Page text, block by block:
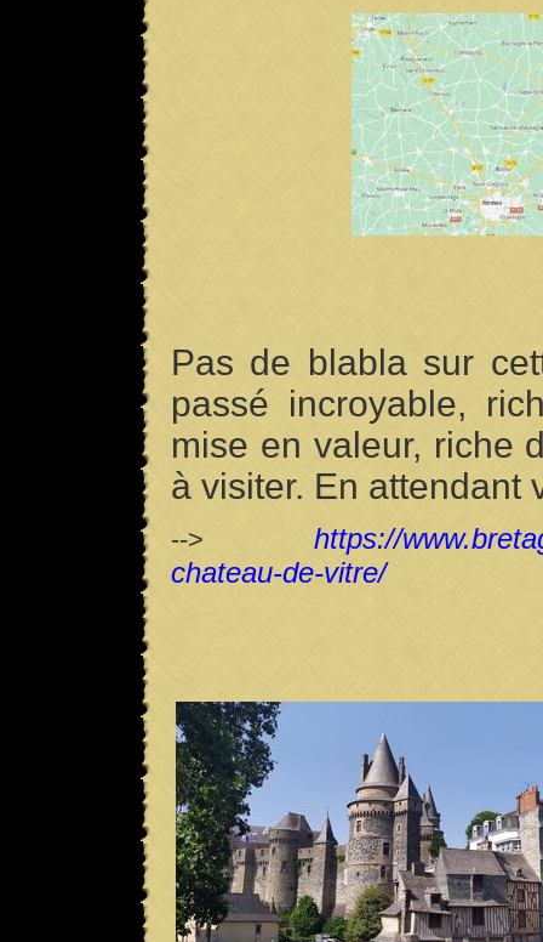
Pas de blabla sur
passé incroyable,
mise en valeur, riche
à visiter. En attendant
--> https://
chateau-de-vitre/